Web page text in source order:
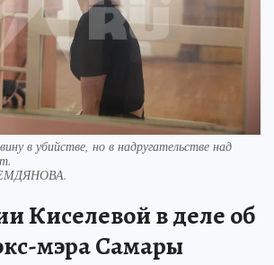
в убийстве, но в надругательстве над
Киселевой в деле об
мэра Самары